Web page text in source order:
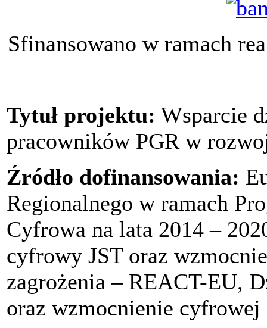
Sfinansowano w ramach
Tytuł projektu: Wsparcie
pracowników PGR w
Źródło dofinansowania:
Regionalnego w ramach
Cyfrowa na lata 2014 –
cyfrowy JST oraz
zagrożenia – REACT-EU,
oraz wzmocnienie cyfrowej